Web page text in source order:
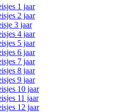
1 jaar
2 jaar
3 jaar
4 jaar
5 jaar
6 jaar
7 jaar
8 jaar
9 jaar
10 jaar
11 jaar
12 jaar